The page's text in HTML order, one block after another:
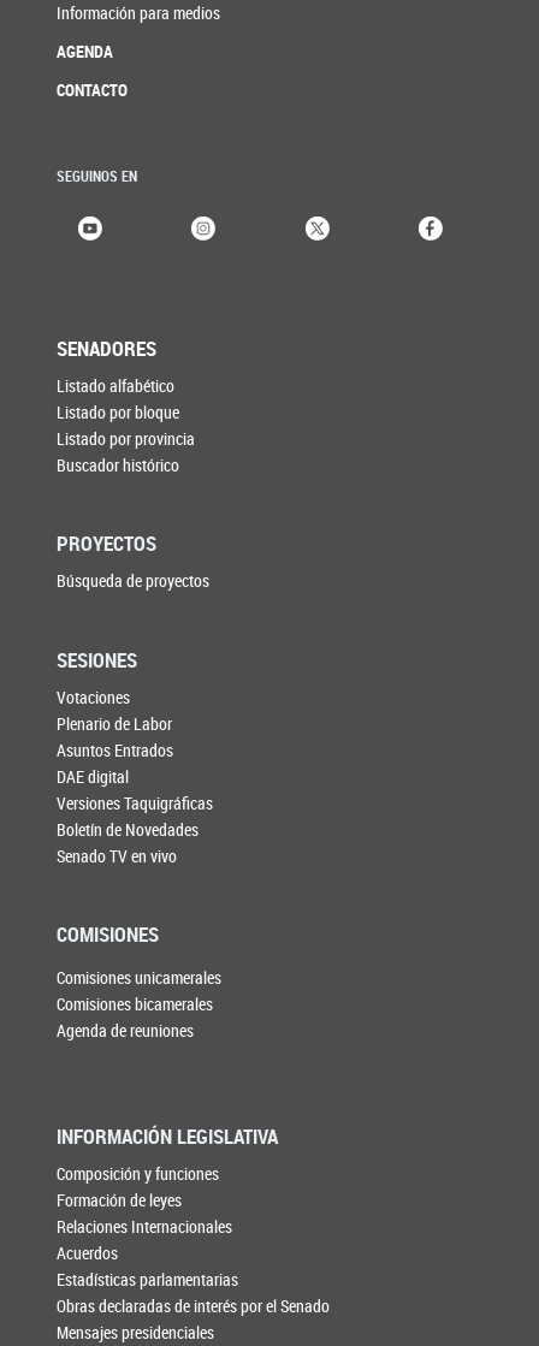
Información para medios
AGENDA
CONTACTO
SEGUINOS EN
SENADORES
Listado alfabético
Listado por bloque
Listado por provincia
Buscador histórico
PROYECTOS
Búsqueda de proyectos
SESIONES
Votaciones
Plenario de Labor
Asuntos Entrados
DAE digital
Versiones Taquigráficas
Boletín de Novedades
Senado TV en vivo
COMISIONES
Comisiones unicamerales
Comisiones bicamerales
Agenda de reuniones
INFORMACIÓN LEGISLATIVA
Composición y funciones
Formación de leyes
Relaciones Internacionales
Acuerdos
Estadísticas parlamentarias
Obras declaradas de interés por el Senado
Mensajes presidenciales